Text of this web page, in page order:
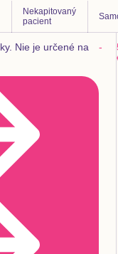
Nekapitovaný
pacient
Nie je určené na
-